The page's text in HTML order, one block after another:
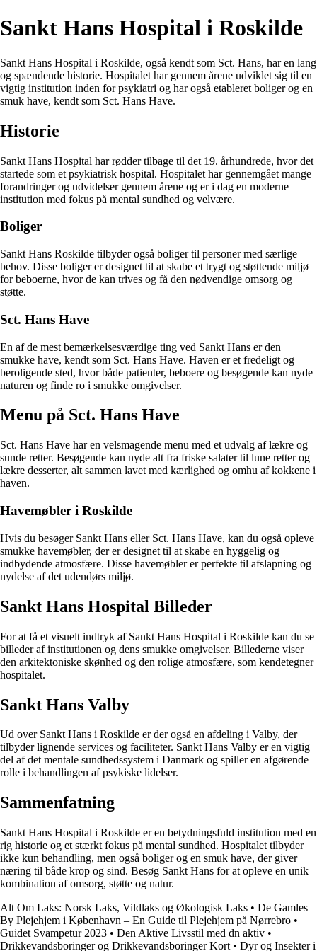
Sankt Hans Hospital i Roskilde
Sankt Hans Hospital i Roskilde, også kendt som Sct. Hans, har en lang
og spændende historie. Hospitalet har gennem årene udviklet sig til en
vigtig institution inden for psykiatri og har også etableret boliger og en
smuk have, kendt som Sct. Hans Have.
Historie
Sankt Hans Hospital har rødder tilbage til det 19. århundrede, hvor det
startede som et psykiatrisk hospital. Hospitalet har gennemgået mange
forandringer og udvidelser gennem årene og er i dag en moderne
institution med fokus på mental sundhed og velvære.
Boliger
Sankt Hans Roskilde tilbyder også boliger til personer med særlige
behov. Disse boliger er designet til at skabe et trygt og støttende miljø
for beboerne, hvor de kan trives og få den nødvendige omsorg og
støtte.
Sct. Hans Have
En af de mest bemærkelsesværdige ting ved Sankt Hans er den
smukke have, kendt som Sct. Hans Have. Haven er et fredeligt og
beroligende sted, hvor både patienter, beboere og besøgende kan nyde
naturen og finde ro i smukke omgivelser.
Menu på Sct. Hans Have
Sct. Hans Have har en velsmagende menu med et udvalg af lækre og
sunde retter. Besøgende kan nyde alt fra friske salater til lune retter og
lækre desserter, alt sammen lavet med kærlighed og omhu af kokkene i
haven.
Havemøbler i Roskilde
Hvis du besøger Sankt Hans eller Sct. Hans Have, kan du også opleve
smukke havemøbler, der er designet til at skabe en hyggelig og
indbydende atmosfære. Disse havemøbler er perfekte til afslapning og
nydelse af det udendørs miljø.
Sankt Hans Hospital Billeder
For at få et visuelt indtryk af Sankt Hans Hospital i Roskilde kan du se
billeder af institutionen og dens smukke omgivelser. Billederne viser
den arkitektoniske skønhed og den rolige atmosfære, som kendetegner
hospitalet.
Sankt Hans Valby
Ud over Sankt Hans i Roskilde er der også en afdeling i Valby, der
tilbyder lignende services og faciliteter. Sankt Hans Valby er en vigtig
del af det mentale sundhedssystem i Danmark og spiller en afgørende
rolle i behandlingen af psykiske lidelser.
Sammenfatning
Sankt Hans Hospital i Roskilde er en betydningsfuld institution med en
rig historie og et stærkt fokus på mental sundhed. Hospitalet tilbyder
ikke kun behandling, men også boliger og en smuk have, der giver
næring til både krop og sind. Besøg Sankt Hans for at opleve en unik
kombination af omsorg, støtte og natur.
Alt Om Laks: Norsk Laks, Vildlaks og Økologisk Laks • De Gamles
By Plejehjem i København – En Guide til Plejehjem på Nørrebro •
Guidet Svampetur 2023 • Den Aktive Livsstil med dn aktiv •
Drikkevandsboringer og Drikkevandsboringer Kort • Dyr og Insekter i